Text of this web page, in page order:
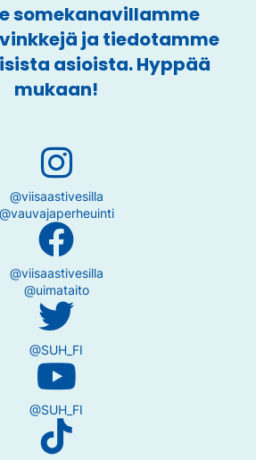
somekanavillamme
ja tiedotamme
asioista. Hyppää
mukaan!
@viisaastivesilla
@vauvajaperheuinti
@viisaastivesilla
@uimataito
@SUH_FI
@SUH_FI